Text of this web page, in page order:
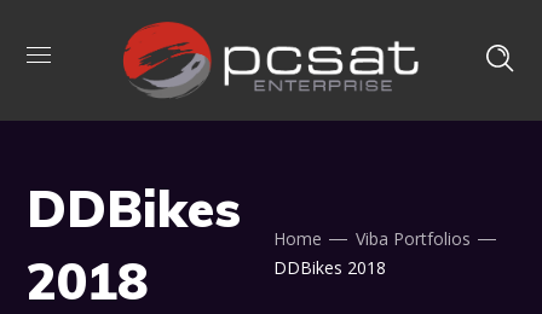
DDBikes
2018
Home
Viba Portfolios
DDBikes 2018